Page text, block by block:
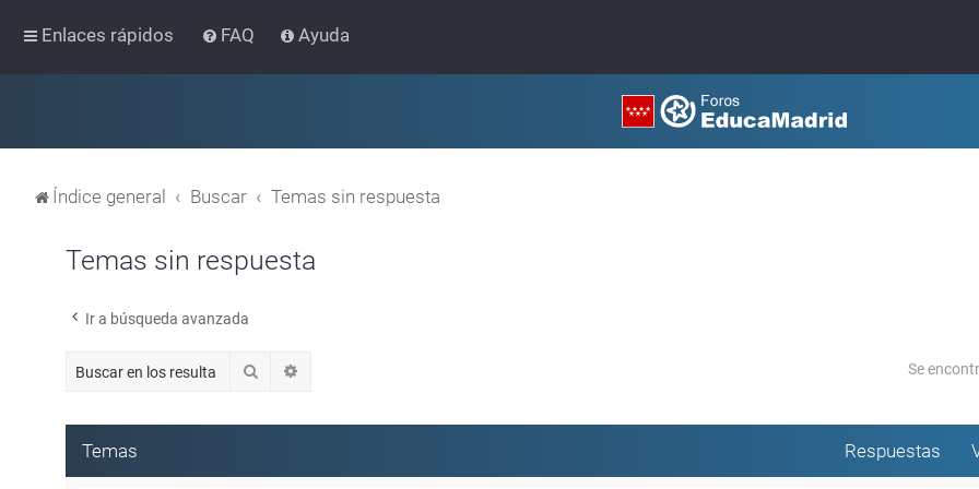
Enlaces rápidos FAQ Ayuda
Índice general Buscar Temas sin respuesta
Temas sin respuesta
Ir a búsqueda avanzada
Buscar Se
Temas Respuestas